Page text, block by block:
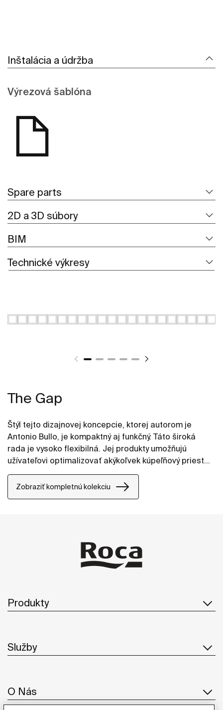
Inštalácia a údržba
Výrezová šablóna
Spare parts
2D a 3D súbory
BIM
Technické výkresy
The Gap
Štýl tejto dizajnovej koncepcie, ktorej autorom je
Antonio Bullo, je kompaktný aj funkčný. Táto široká
rada je vysoko flexibilná. Jej produkty umožňujú
užívateľovi optimalizovať akýkoľvek kúpeľňový priestor
a moderné línie z nich robia skutočne dobrú voľbu.
Zobraziť kompletnú kolekciu
Produkty
Služby
O Nás